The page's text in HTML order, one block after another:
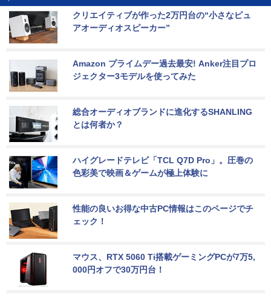
クリエイティブが作った2万円台の“小さなピュ
アオーディオスピーカー”
Amazon プライムデー過去最安! Anker注目プロ
ジェクター3モデルを使ってみた
総合オーディオブランドに進化するSHANLING
とは何者か？
ハイグレードテレビ「TCL Q7D Pro」。圧巻の
色彩美で映画＆ゲームが極上体験に
性能の良いお得な中古PC情報はこのページでチ
ェック！
マウス、RTX 5060 Ti搭載ゲーミングPCが7万5,
000円オフで30万円台！